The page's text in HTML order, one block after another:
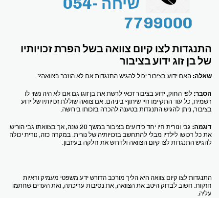
7799000
התנגדות לצו קיום צוואה בשל הפרת זכויותיו
של בן זוג ידוע בציבור
שאלה: האם ידוע בציבור יכול להגיש התנגדות אם לא הוזכר בצוואה?
הסבר: לפי החוק, ידוע בציבור זכאי לרשת את בן זוגו גם אם לא היה נשוי לו
רשמית, כל עוד התקיימו חיי שיתוף ביניהם. אם צוואה שוללת זכויותיו של ידוע
בציבור, ניתן להגיש התנגדות בטענה להכרה בזכותו בירושה.
דוגמה:
גבי ונורית חיו יחד כידועים בציבור במשך 20 שנה, אך בצוואתו גבי הוריש
את כל רכושו לילדיו מבלי להתחשב בזכויותיה של נורית. במקרה כזה, נורית יכולה
להגיש התנגדות לצו קיום הצוואה ולדרוש את חלקה בעיזבון.
התנגדות לצו קיום צוואה היא הליך מורכב הדורש ידע משפטי מעמיק וראיות
חזקות. חשוב לבדוק היטב את הצוואה, את נסיבות עריכתה, ואת העדים שחתמו
עליה.